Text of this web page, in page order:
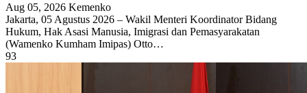
Aug 05, 2026 Kemenko
Jakarta, 05 Agustus 2026 – Wakil Menteri Koordinator Bidang
Hukum, Hak Asasi Manusia, Imigrasi dan Pemasyarakatan
(Wamenko Kumham Imipas) Otto…
93